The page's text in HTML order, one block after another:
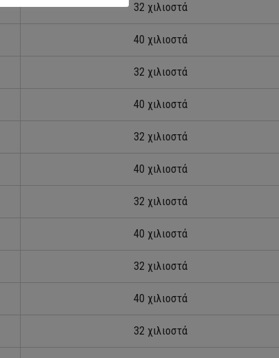
32 χιλιοστά
40 χιλιοστά
32 χιλιοστά
40 χιλιοστά
32 χιλιοστά
40 χιλιοστά
32 χιλιοστά
40 χιλιοστά
32 χιλιοστά
40 χιλιοστά
32 χιλιοστά